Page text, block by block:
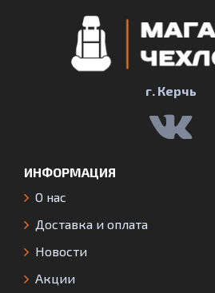
г. Керчь
ИНФОРМАЦИЯ
О нас
Доставка и оплата
Новости
Акции